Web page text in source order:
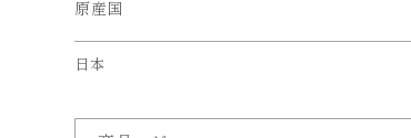
原産国
日本